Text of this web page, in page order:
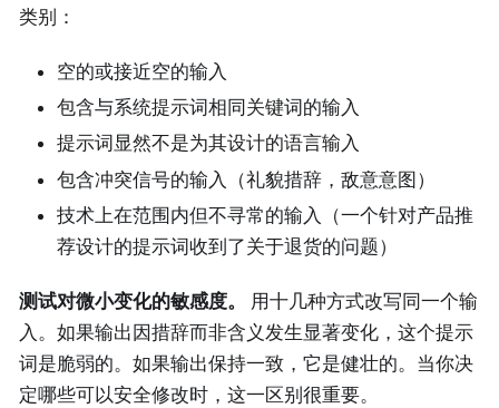
类别：
空的或接近空的输入
包含与系统提示词相同关键词的输入
提示词显然不是为其设计的语言输入
包含冲突信号的输入（礼貌措辞，敌意意图）
技术上在范围内但不寻常的输入（一个针对产品推
荐设计的提示词收到了关于退货的问题）
测试对微小变化的敏感度。
用十几种方式改写同一个输
入。如果输出因措辞而非含义发生显著变化，这个提示
词是脆弱的。如果输出保持一致，它是健壮的。当你决
定哪些可以安全修改时，这一区别很重要。